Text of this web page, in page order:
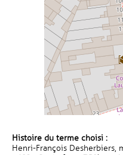
Histoire du terme choisi :
Henri-François Desherbiers,